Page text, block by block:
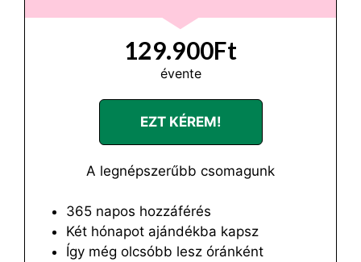
129.900Ft
évente
EZT KÉREM!
A legnépszerűbb csomagunk
365 napos hozzáférés
Két hónapot ajándékba kapsz
Így még olcsóbb lesz óránként